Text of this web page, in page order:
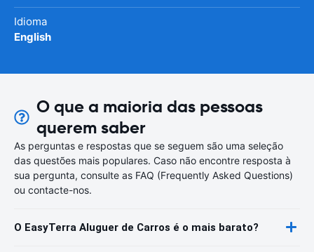
Idioma
English
O que a maioria das pessoas
querem saber
As perguntas e respostas que se seguem são uma seleção
das questões mais populares. Caso não encontre resposta à
sua pergunta, consulte as FAQ (Frequently Asked Questions)
ou contacte-nos.
O EasyTerra Aluguer de Carros é o mais barato?